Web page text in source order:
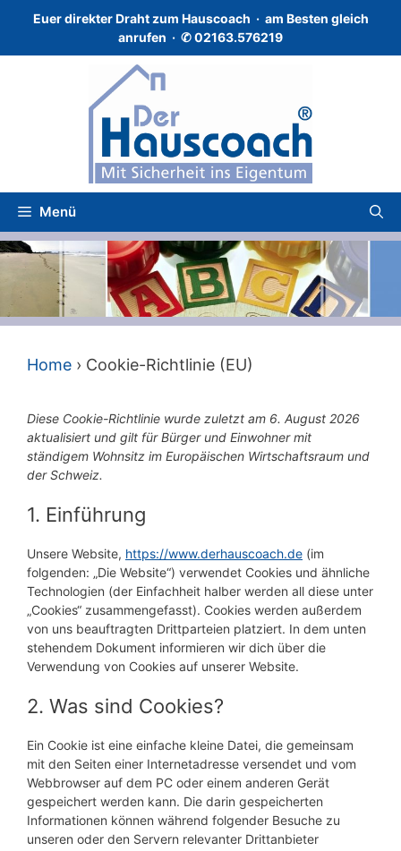
springen
Euer direkter Draht zum Hauscoach · am Besten gleich
anrufen · ✆02163.576219
Menü
Home › Cookie-Richtlinie (EU)
Diese Cookie-Richtlinie wurde zuletzt am 6. August 2026
aktualisiert und gilt für Bürger und Einwohner mit
ständigem Wohnsitz im Europäischen Wirtschaftsraum und
der Schweiz.
1. Einführung
Unsere Website, https://www.derhauscoach.de (im
folgenden: „Die Website“) verwendet Cookies und ähnliche
Technologien (der Einfachheit halber werden all diese unter
„Cookies“ zusammengefasst). Cookies werden außerdem
von uns beauftragten Drittparteien platziert. In dem unten
stehendem Dokument informieren wir dich über die
Verwendung von Cookies auf unserer Website.
2. Was sind Cookies?
Ein Cookie ist eine einfache kleine Datei, die gemeinsam
mit den Seiten einer Internetadresse versendet und vom
Webbrowser auf dem PC oder einem anderen Gerät
gespeichert werden kann. Die darin gespeicherten
Informationen können während folgender Besuche zu
unseren oder den Servern relevanter Drittanbieter